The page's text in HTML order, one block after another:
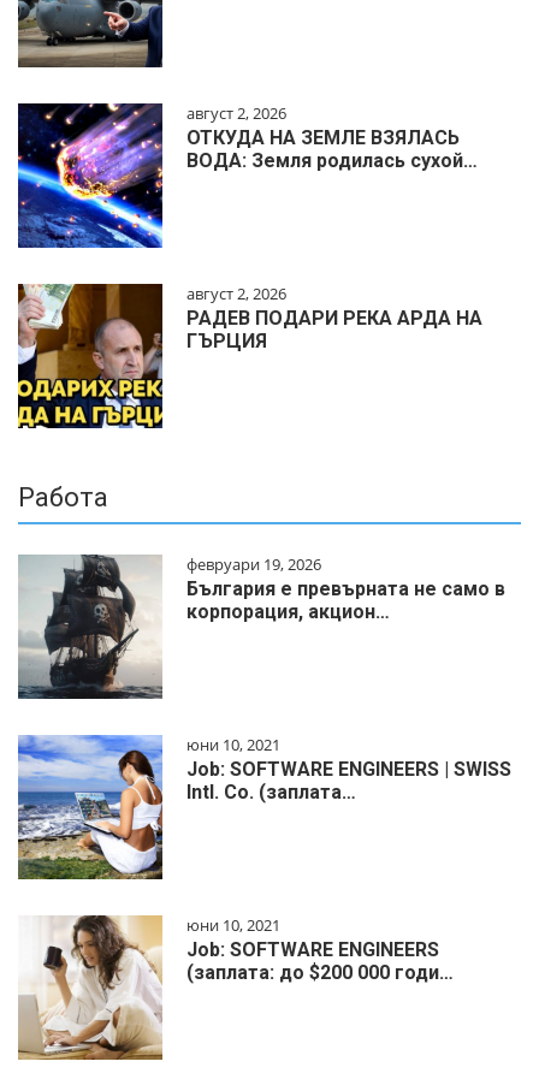
август 2, 2026
ОТКУДА НА ЗЕМЛЕ ВЗЯЛАСЬ
ВОДА: Земля родилась сухой…
август 2, 2026
РАДЕВ ПОДАРИ РЕКА АРДА НА
ГЪРЦИЯ
Работа
февруари 19, 2026
България е превърната не само в
корпорация, акцион…
юни 10, 2021
Job: SOFTWARE ENGINEERS | SWISS
Intl. Co. (заплата…
юни 10, 2021
Job: SOFTWARE ENGINEERS
(заплата: до $200 000 годи…